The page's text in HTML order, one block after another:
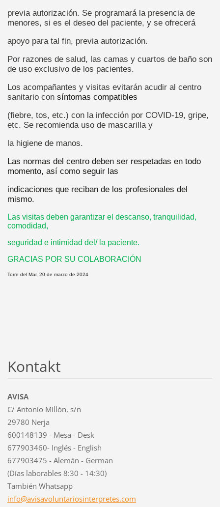
previa autorización. Se programará la presencia de
menores, si es el deseo del paciente, y se ofrecerá
apoyo para tal fin, previa autorización.
Por razones de salud, las camas y cuartos de baño son
de uso exclusivo de los pacientes.
Los acompañantes y visitas evitarán acudir al centro
sanitario con síntomas compatibles
(fiebre, tos, etc.) con la infección por COVID-19, gripe,
etc. Se recomienda uso de mascarilla y
la higiene de manos.
Las normas del centro deben ser respetadas en todo
momento, así como seguir las
indicaciones que reciban de los profesionales del
mismo.
Las visitas deben garantizar el descanso, tranquilidad,
comodidad,
seguridad e intimidad del/ la paciente.
GRACIAS POR SU COLABORACIÓN
Torre del Mar, 20 de marzo de 2024
Kontakt
AVISA
C/ Antonio Millón, s/n
29780 Nerja
600148139 - Mesa - Desk
677903460- Inglés - English
677903475 - Alemán - German
(Días laborables 8:30 - 14:30)
También Whatsapp
info@avisavoluntariosinterpretes.com